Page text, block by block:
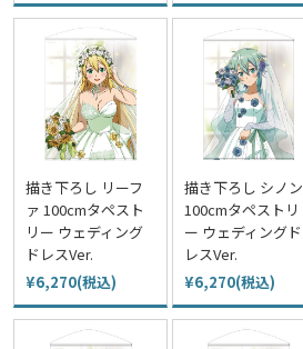
描き下ろし リーフ
ァ 100cmタペスト
リー ウェディング
ドレスVer.
¥6,270(税込)
描き下ろし シノン
100cmタペストリ
ー ウェディングド
レスVer.
¥6,270(税込)